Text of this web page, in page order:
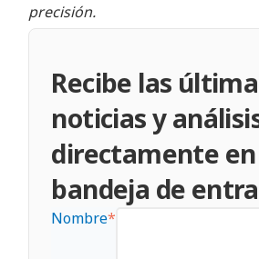
precisión.
Recibe las
noticias y
directamente
bandeja de
Nombre*